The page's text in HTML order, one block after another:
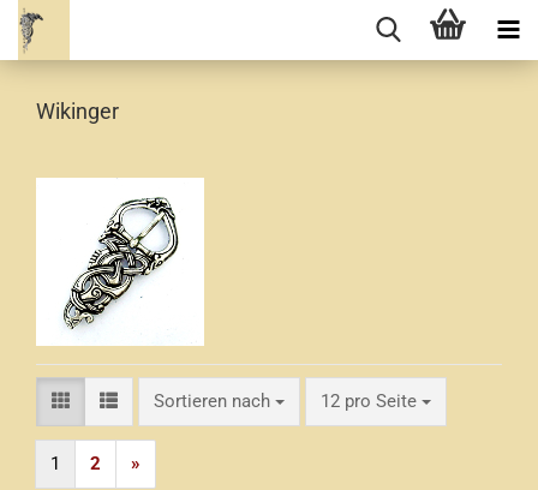
Wikinger
Sortieren nach
Sortieren nach 12 pro Seite
pro Seite
1 2 »